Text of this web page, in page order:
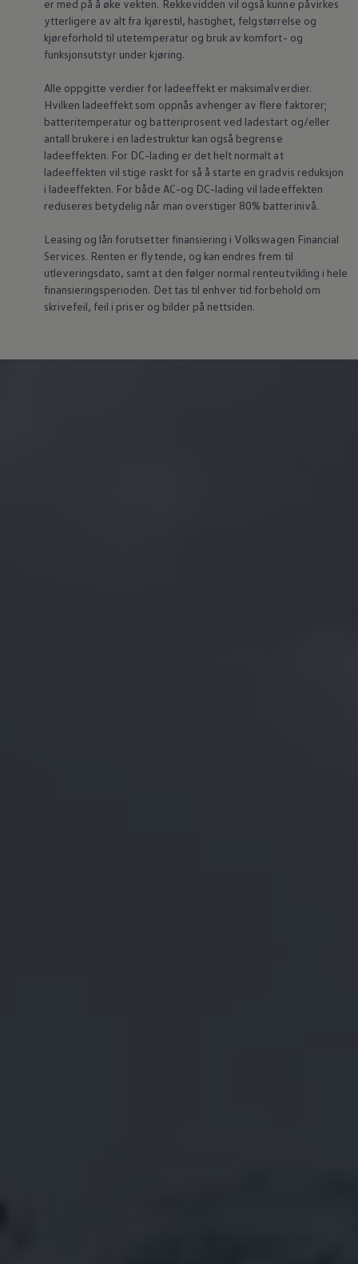
er med på å øke vekten. Rekkevidden vil også kunne påvirkes
ytterligere av alt fra kjørestil, hastighet, felgstørrelse og
kjøreforhold til utetemperatur og bruk av komfort- og
funksjonsutstyr under kjøring.
Alle oppgitte verdier for ladeeffekt er maksimalverdier.
Hvilken ladeeffekt som oppnås avhenger av flere faktorer;
batteritemperatur og batteriprosent ved ladestart og/eller
antall brukere i en ladestruktur kan også begrense
ladeeffekten. For DC-lading er det helt normalt at
ladeeffekten vil stige raskt for så å starte en gradvis reduksjon
i ladeeffekten. For både AC-og DC-lading vil ladeeffekten
reduseres betydelig når man overstiger 80% batterinivå.
Leasing og lån forutsetter finansiering i Volkswagen Financial
Services. Renten er flytende, og kan endres frem til
utleveringsdato, samt at den følger normal renteutvikling i hele
finansieringsperioden. Det tas til enhver tid forbehold om
skrivefeil, feil i priser og bilder på nettsiden.